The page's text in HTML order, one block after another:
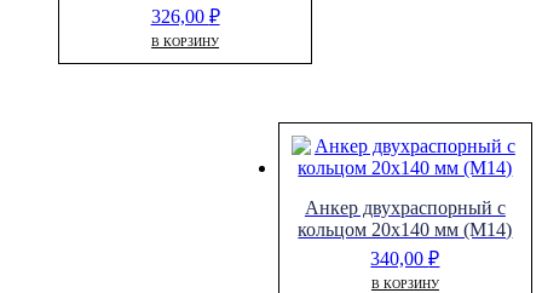
326,00 ₽
В КОРЗИНУ
Анкер двухраспорный с
кольцом 20х140 мм (М14)
340,00₽
В КОРЗИНУ